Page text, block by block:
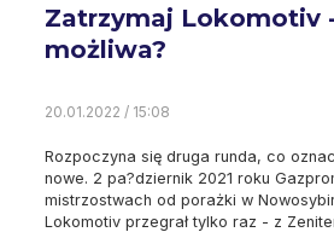
Zatrzymaj Lokomotiv
możliwa?
20.01.2022 / 15:08
Rozpoczyna się druga runda, co
nowe. 2 pa?dziernik 2021 roku
mistrzostwach od porażki w
Lokomotiv przegrał tylko raz - z